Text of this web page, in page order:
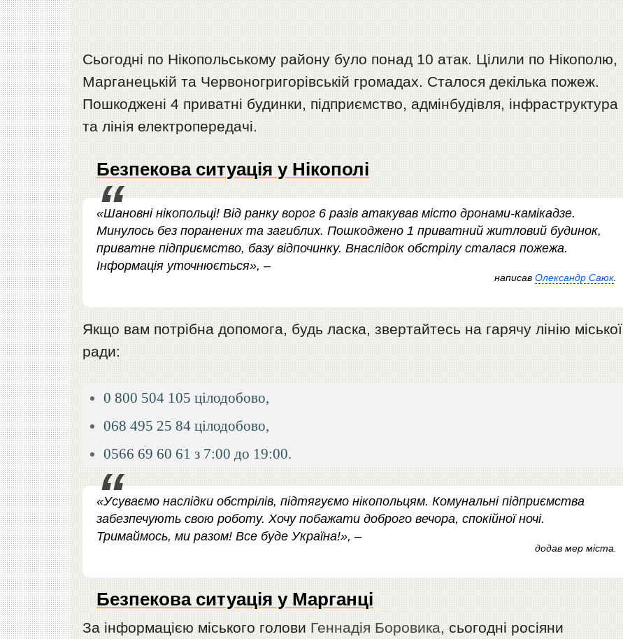
Сьогодні по Нікопольському району було понад 10 атак. Цілили по Нікополю,
Марганецькій та Червоногригорівській громадах. Сталося декілька пожеж.
Пошкоджені 4 приватні будинки, підприємство, адмінбудівля, інфраструктура
та лінія електропередачі.
Безпекова ситуація у Нікополі
«Шановні нікопольці! Від ранку ворог 6 разів атакував місто дронами-камікадзе.
Минулось без поранених та загиблих. Пошкоджено 1 приватний житловий будинок,
приватне підприємство, базу відпочинку. Внаслідок обстрілу сталася пожежа.
Інформація уточнюється», –
написав Олександр Саюк.
Якщо вам потрібна допомога, будь ласка, звертайтесь на гарячу лінію міської
ради:
0 800 504 105 цілодобово,
068 495 25 84 цілодобово,
0566 69 60 61 з 7:00 до 19:00.
«Усуваємо наслідки обстрілів, підтягуємо нікопольцям. Комунальні підприємства
забезпечують свою роботу. Хочу побажати доброго вечора, спокійної ночі.
Тримаймось, ми разом! Все буде Україна!», –
додав мер міста.
Безпекова ситуація у Марганці
За інформацією міського голови Геннадія Боровика, сьогодні росіяни